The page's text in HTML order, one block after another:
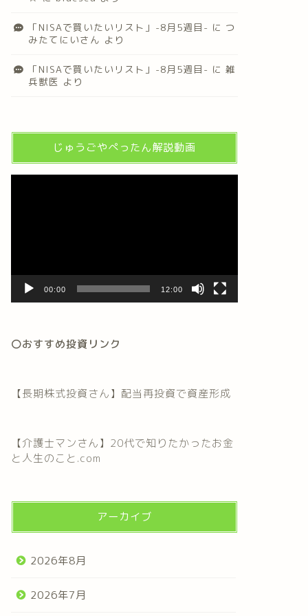
「NISAで買いたいリスト」-8月5週目- に つ
みたてにいさん より
「NISAで買いたいリスト」-8月5週目- に 雑
兵獣医 より
じゅうごやぺったん解説動画
ー
00:00 12:00
〇おすすめ投資リンク
【長期株式投資さん】配当再投資で資産形成
【介護士マンさん】20代で知りたかったお金
と人生のこと.com
アーカイブ
2026年8月
2026年7月